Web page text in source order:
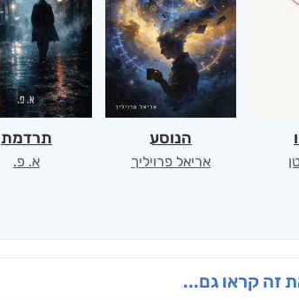
הנוסע
אריאל פרויליך
תרדמת
א. פ.
זה קראו גם...